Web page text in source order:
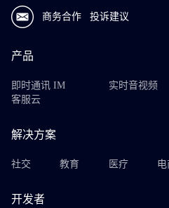
商务合作 投诉建议
产品
即时通讯 IM 实时音视频
客服云
解决方案
社交 教育 医疗 电
开发者